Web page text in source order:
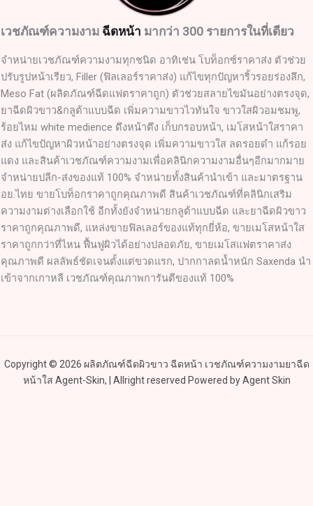
เวชภัณฑ์ความงาม ฉีดหน้า มากว่า 300 รายการในที่เดียว
จำหน่ายเวชภัณฑ์ความงามทุกชนิด อาทิเช่น โบท็อกซ์ราคาส่ง ตัวช่วย
ปรับรูปหน้าเรียว, Filler (ฟิลเลอร์ราคาส่ง) แก้ไขทุกปัญหาริ้วรอยร่องลึก,
Meso Fat (ผลิตภัณฑ์ฉีดแฟตราคาถูก) ตัวช่วยสลายไขมันอย่างตรงจุด,
ยาฉีดผิวขาว&กลูต้าแบบฉีด เพิ่มความขาวไวทันใจ ขาวใสผิวอมชมพู,
ร้อยไหม white medience ดึงหน้าตึง เก็บกรอบหน้า, เมโสหน้าใสราคา
ส่ง แก้ไขปัญหาผิวหน้าอย่างตรงจุด เพิ่มความขาวใส ลดรอยดำ แก้รอย
แดง และสินค้าเวชภัณฑ์ความงามเพื่อคลินิกความงามอื่นๆอีกมากมาย
จำหน่ายปลีก-ส่งของแท้ 100% จำหน่ายทั้งสินค้านำเข้า และมาตรฐาน
อย.ไทย ขายโบท็อกราคาถูกคุณภาพดี สินค้าเวชภัณฑ์ที่คลินิกเสริม
ความงามต่างเลือกใช้ อีกทั้งยังจำหน่ายกลูต้าแบบฉีด และยาฉีดผิวขาว
ราคาถูกคุณภาพดี, แหล่งขายฟิลเลอร์ของแท้ทุกยี่ห้อ, ขายเมโสหน้าใส
ราคาถูกกว่าที่ไหน ฟื้นฟูผิวได้อย่างปลอดภัย, ขายเมโสแฟตราคาส่ง
คุณภาพดี ผลลัพธ์ชัดเจนตั้งแต่ขวดแรก, ปากกาลดน้ำหนัก Saxenda นำ
เข้าจากเกาหลี เวชภัณฑ์คุณภาพการันตีของแท้ 100%
Copyright © 2026 ผลิตภัณฑ์ฉีดผิวขาว ฉีดหน้า เวชภัณฑ์ความงามยาฉีด
หน้าใส Agent-Skin, | Allright reserved Powered by Agent Skin